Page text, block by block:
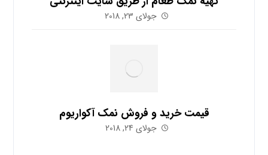
جولای 23, 2018
قیمت خرید و فروش نمک آکواریوم
جولای 24, 2018